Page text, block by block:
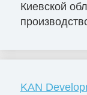
Киевской
KAN